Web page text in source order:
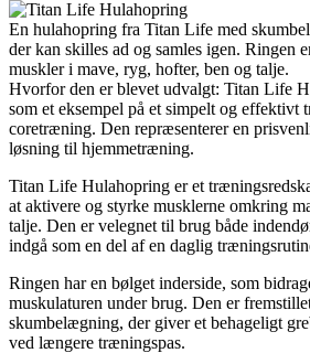
En hulahopring fra Titan Life med
der kan skilles ad og samles igen. Ringen
muskler i mave, ryg, hofter, ben og talje.
Hvorfor den er blevet udvalgt: Titan Life
som et eksempel på et simpelt og effektivt
coretræning. Den repræsenterer en
løsning til hjemmetræning.
Titan Life Hulahopring er et
at aktivere og styrke musklerne omkring
talje. Den er velegnet til brug både
indgå som en del af en daglig
Ringen har en bølget inderside, som
muskulaturen under brug. Den er
skumbelægning, der giver et behageligt
ved længere træningspas.